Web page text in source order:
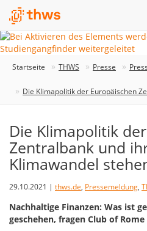
Startseite THWS Presse
Die Klimapolitik der Europäischen
Die Klimapolitik
Zentralbank und
Klimawandel
29.10.2021 | thws.de, Pressemeldung,
Nachhaltige Finanzen: Was ist
geschehen, fragen Club of